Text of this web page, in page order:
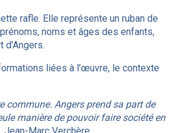
rafle. Elle représente un ruban de
noms et âges des enfants,
liées à l’œuvre, le contexte
commune. Angers prend sa part de
manière de pouvoir faire société en